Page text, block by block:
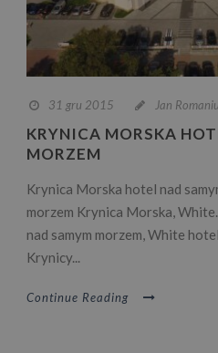
31 gru 2015 Jan
KRYNICA MORSKA
MORZEM
Krynica Morska hotel nad
morzem Krynica Morska,
nad samym morzem, White
Krynicy...
Continue Reading